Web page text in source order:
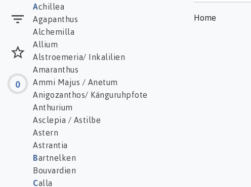
0
Achillea
Agapanthus
Alchemilla
Allium
Alstroemeria/ Inkalilien
Amaranthus
Ammi Majus / Anetum
Anigozanthos/ Känguruhpfote
Anthurium
Asclepia / Astilbe
Astern
Astrantia
Bartnelken
Bouvardien
Calla
Home